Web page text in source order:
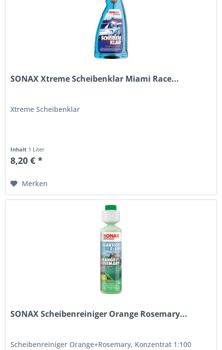
SONAX Xtreme Scheibenklar Miami Race...
Xtreme Scheibenklar
Inhalt 1 Liter
8,20 € *
Merken
SONAX Scheibenreiniger Orange Rosemary...
Scheibenreiniger Orange+Rosemary, Konzentrat 1:100